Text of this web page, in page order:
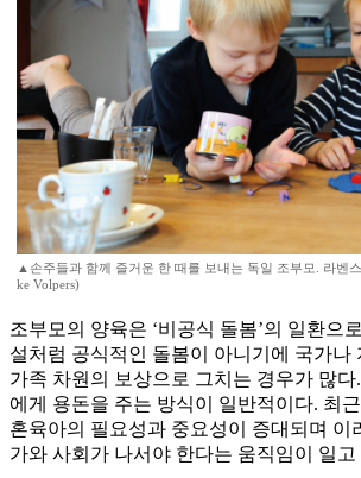
▲손주들과 함께 즐거운 한 때를 보내는 독일 조부모. 라벤
ke Volpers)
조부모의 양육은 ‘비공식 돌봄’의 일환으
설처럼 공식적인 돌봄이 아니기에 국가나
가족 차원의 보상으로 그치는 경우가 많다
에게 용돈을 주는 방식이 일반적이다. 최
혼육아의 필요성과 중요성이 증대되며 이
가와 사회가 나서야 한다는 움직임이 일고